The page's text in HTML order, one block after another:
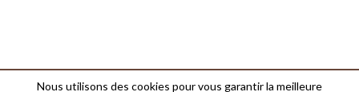
Nous utilisons des cookies pour vous garantir la meilleure